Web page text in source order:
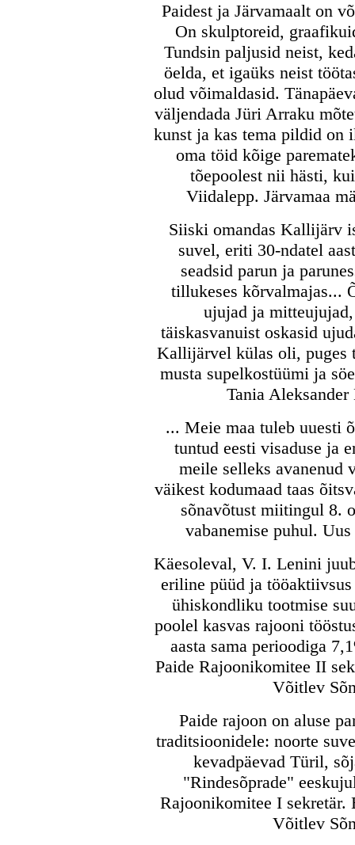
Paidest ja Järvamaalt on
On skulptoreid,
Tundsin paljusid neist,
öelda, et igaüks neist
olud võimaldasid.
väljendada Jüri Arraku
kunst ja kas tema pildid on
oma töid kõige
tõepoolest nii hästi,
Viidalepp. Järvamaa
Siiski omandas Kallijärv
suvel, eriti 30-ndatel
seadsid parun ja
tillukeses kõrvalmajas...
ujujad ja
täiskasvanuist oskasid
Kallijärvel külas oli, puges
musta supelkostüümi ja
Tania
... Meie maa tuleb uuesti
tuntud eesti visaduse ja
meile selleks avanenud
väikest kodumaad taas
sõnavõtust miitingul 8.
vabanemise puhul.
Käesoleval, V. I. Lenini
eriline püüd ja
ühiskondliku tootmise
poolel kasvas rajooni
aasta sama perioodiga
Paide Rajoonikomitee II
Võitlev
Paide rajoon on aluse
traditsioonidele: noorte
kevadpäevad Türil,
"Rindesõprade"
Rajoonikomitee I sekretär.
Võitlev